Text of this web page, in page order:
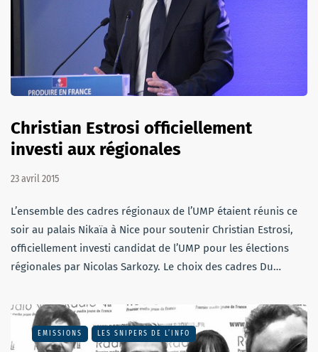
Christian Estrosi officiellement
investi aux régionales
23 avril 2015
L’ensemble des cadres régionaux de l’UMP étaient réunis ce
soir au palais Nikaïa à Nice pour soutenir Christian Estrosi,
officiellement investi candidat de l’UMP pour les élections
régionales par Nicolas Sarkozy. Le choix des cadres Du…
EMISSIONS LES SNIPERS DE L’INFO